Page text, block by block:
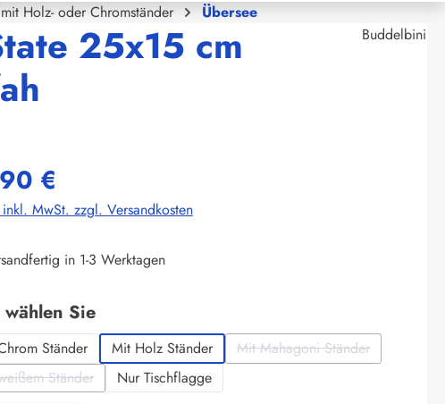
Holz- oder Chromständer Übersee
25x15 cm
Buddelbini
€
inkl. MwSt. zzgl. Versandkosten
in 1-3 Werktagen
wählen Sieauswählen
Ständer Mit Holz Ständer Mit Mahagoni Ständer
(Diese Option ist zurzeit
Ständer
(Diese Option ist zurzeit nicht verfügbar.)
Nur Tischflagge